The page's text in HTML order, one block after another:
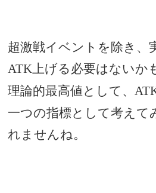
超激戦イベントを除き、
ATK上げる必要はないか
理論的最高値として、
一つの指標として考えて
れませんね。